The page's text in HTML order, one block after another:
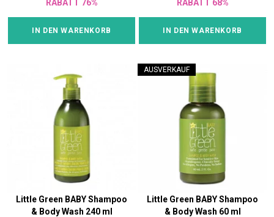
RABATT 76%
IN DEN WARENKORB
RABATT 68%
IN DEN WARENKORB
Little Green BABY Shampoo
& Body Wash 240 ml
AUSVERKAUF
Little Green BABY Shampoo
& Body Wash 60 ml